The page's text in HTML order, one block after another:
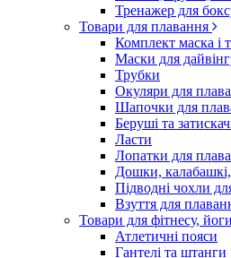
Тренажер для
Товари для плавання
Комплект маска і
Маски для
Трубки
Окуляри для
Шапочки для
Беруші та
Ласти
Лопатки для
Дошки,
Підводні чохли
Взуття для
Товари для фітнесу,
Атлетичні пояси
Гантелі та штанги